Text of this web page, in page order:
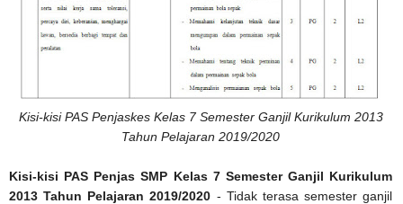
Kisi-kisi PAS Penjaskes Kelas 7 Semester Ganjil Kurikulum 2013
Tahun Pelajaran 2019/2020
Kisi-kisi PAS Penjas SMP Kelas 7 Semester Ganjil Kurikulum
2013 Tahun Pelajaran 2019/2020 - Tidak terasa semester ganjil